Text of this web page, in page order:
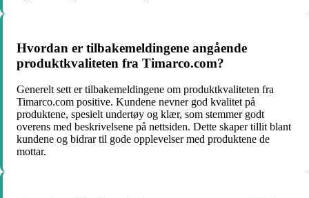
Hvordan er tilbakemeldingene angående
produktkvaliteten fra Timarco.com?
Generelt sett er tilbakemeldingene om produktkvaliteten fra
Timarco.com positive. Kundene nevner god kvalitet på
produktene, spesielt undertøy og klær, som stemmer godt
overens med beskrivelsene på nettsiden. Dette skaper tillit blant
kundene og bidrar til gode opplevelser med produktene de
mottar.